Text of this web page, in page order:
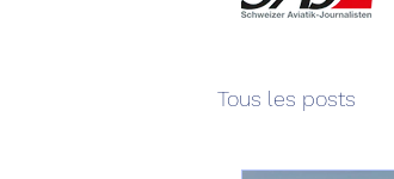
Tous les posts